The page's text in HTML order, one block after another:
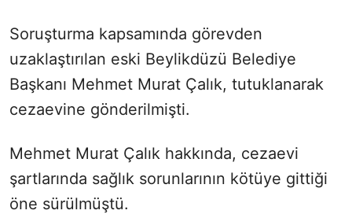
Soruşturma kapsamında görevden
uzaklaştırılan eski Beylikdüzü Belediye
Başkanı Mehmet Murat Çalık, tutuklanarak
cezaevine gönderilmişti.
Mehmet Murat Çalık hakkında, cezaevi
şartlarında sağlık sorunlarının kötüye gittiği
öne sürülmüştü.